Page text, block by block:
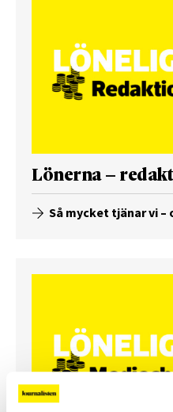
Lönerna –
Så mycket tjänar vi –